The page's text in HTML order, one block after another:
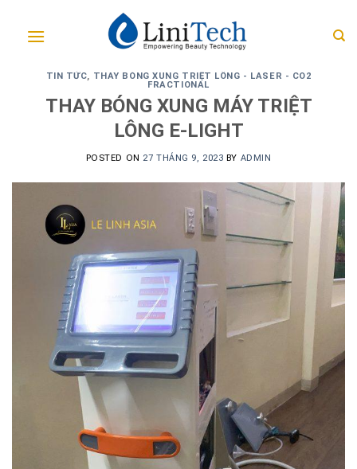
TIN TỨC, THAY BÓNG XUNG TRIỆT LÔNG - LASER - CO2
FRACTIONAL
THAY BÓNG XUNG MÁY TRIỆT
LÔNG E-LIGHT
POSTED ON 27 THÁNG 9, 2023 BY ADMIN